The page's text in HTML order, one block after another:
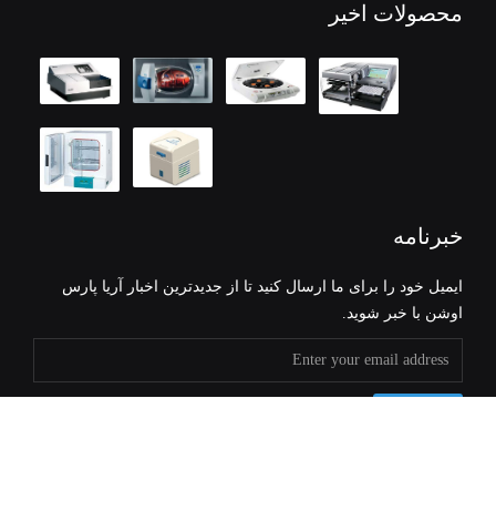
محصولات اخیر
خبرنامه
ایمیل خود را برای ما ارسال کنید تا از جدیدترین اخبار آریا پارس
اوشن با خبر شوید.